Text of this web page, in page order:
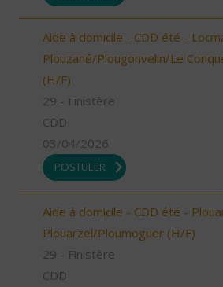
Aide à domicile - CDD été -
Plouzané/Plougonvelin/Le
(H/F)
29 - Finistère
CDD
03/04/2026
POSTULER
Aide à domicile - CDD été -
Plouarzel/Ploumoguer (H/F)
29 - Finistère
CDD